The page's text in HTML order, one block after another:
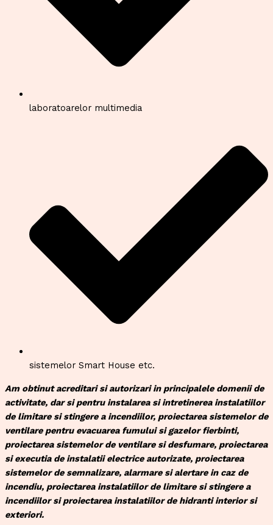
laboratoarelor multimedia
sistemelor Smart House etc.
Am obtinut acreditari si autorizari in principalele domenii de
activitate, dar si pentru instalarea si intretinerea instalatiilor
de limitare si stingere a incendiilor, proiectarea sistemelor de
ventilare pentru evacuarea fumului si gazelor fierbinti,
proiectarea sistemelor de ventilare si desfumare, proiectarea
si executia de instalatii electrice autorizate, proiectarea
sistemelor de semnalizare, alarmare si alertare in caz de
incendiu, proiectarea instalatiilor de limitare si stingere a
incendiilor si proiectarea instalatiilor de hidranti interior si
exteriori.